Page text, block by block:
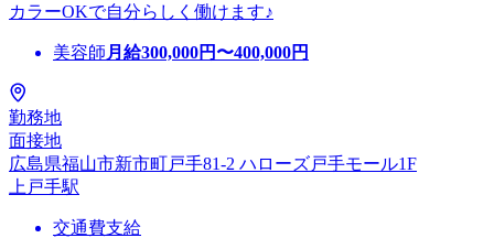
カラーOKで自分らしく働けます♪
美容師 月給300,000円〜400,000円
勤務地
面接地
広島県福山市新市町戸手81-2 ハローズ戸手モール1F
上戸手駅
交通費支給